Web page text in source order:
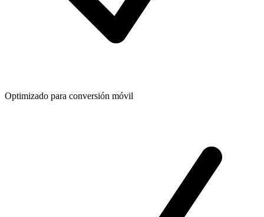
Optimizado para conversión móvil